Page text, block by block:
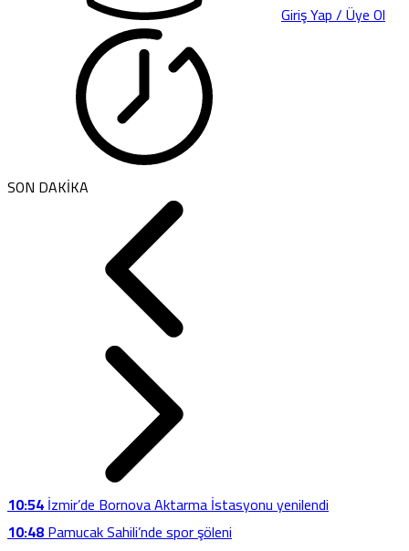
Giriş Yap / Üye Ol
SON DAKİKA
10:54İzmir’de Bornova Aktarma İstasyonu yenilendi
10:48Pamucak Sahili’nde spor şöleni